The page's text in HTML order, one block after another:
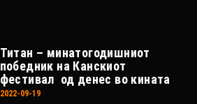
Титан – минатогодишниот
победник на Канскиот
фестивал од денес во кината
2022-09-19